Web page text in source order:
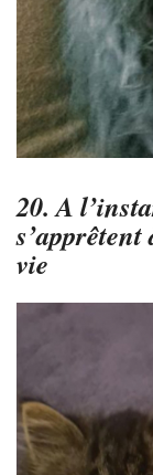
20. A
vie